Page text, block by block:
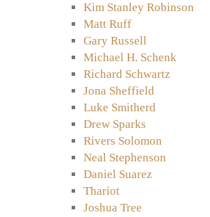
Kim Stanley Robinson
Matt Ruff
Gary Russell
Michael H. Schenk
Richard Schwartz
Jona Sheffield
Luke Smitherd
Drew Sparks
Rivers Solomon
Neal Stephenson
Daniel Suarez
Thariot
Joshua Tree